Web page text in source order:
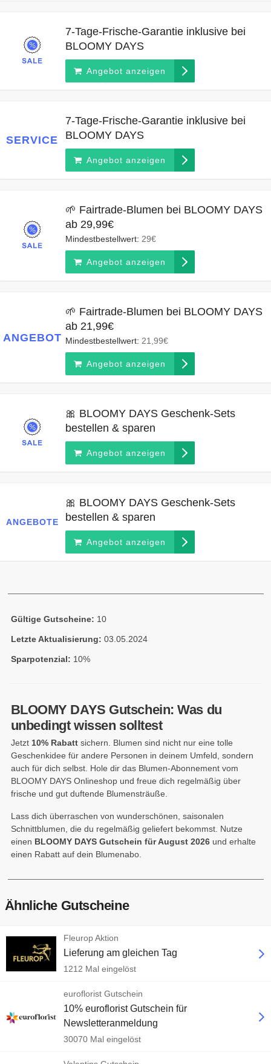
7-Tage-Frische-Garantie inklusive bei
BLOOMY DAYS
Angebot anzeigen
SERVICE
7-Tage-Frische-Garantie inklusive bei
BLOOMY DAYS
Angebot anzeigen
🌱 Fairtrade-Blumen bei BLOOMY DAYS
ab 29,99€
Mindestbestellwert: 29€
Angebot anzeigen
ANGEBOT
🌱 Fairtrade-Blumen bei BLOOMY DAYS
ab 21,99€
Mindestbestellwert: 21,99€
Angebot anzeigen
🎀 BLOOMY DAYS Geschenk-Sets
bestellen & sparen
Angebot anzeigen
ANGEBOTE
🎀 BLOOMY DAYS Geschenk-Sets
bestellen & sparen
Angebot anzeigen
Gültige Gutscheine: 10
Letzte Aktualisierung: 03.05.2024
Sparpotenzial: 10%
BLOOMY DAYS Gutschein: Was du
unbedingt wissen solltest
Jetzt 10% Rabattsichern. Blumen sind nicht nur eine tolle
Geschenkidee für andere Personen in deinem Umfeld, sondern
auch für dich selbst. Hole dir das Blumen-Abonnement vom
BLOOMY DAYS Onlineshop und freue dich regelmäßig über
frische und gut duftende Blumensträuße.
Lass dich überraschen von wunderschönen, saisonalen
Schnittblumen, die du regelmäßig geliefert bekommst. Nutze
einen BLOOMY DAYS Gutschein für August 2026und erhalte
einen Rabatt auf dein Blumenabo.
Ähnliche Gutscheine
Fleurop Aktion
Lieferung am gleichen Tag
1212 Mal eingelöst
euroflorist Gutschein
10% euroflorist Gutschein für
Newsletteranmeldung
30070 Mal eingelöst